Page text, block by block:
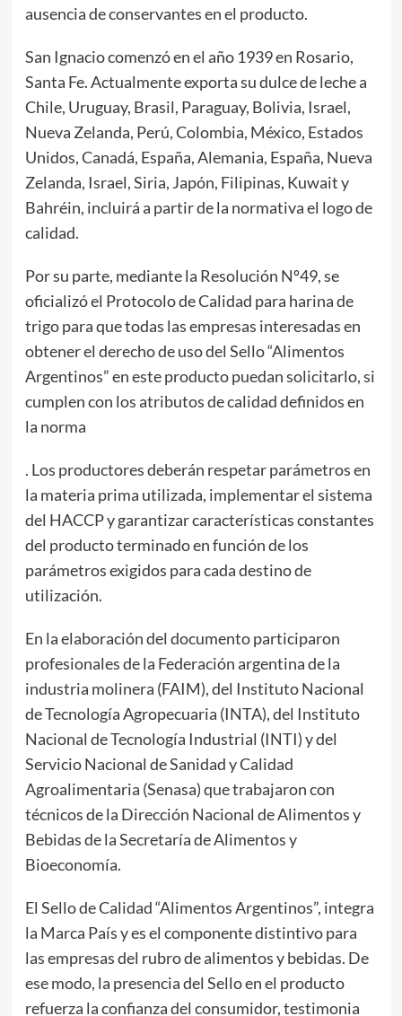
ausencia de conservantes en el producto.
San Ignacio comenzó en el año 1939 en Rosario,
Santa Fe. Actualmente exporta su dulce de leche a
Chile, Uruguay, Brasil, Paraguay, Bolivia, Israel,
Nueva Zelanda, Perú, Colombia, México, Estados
Unidos, Canadá, España, Alemania, España, Nueva
Zelanda, Israel, Siria, Japón, Filipinas, Kuwait y
Bahréin, incluirá a partir de la normativa el logo de
calidad.
Por su parte, mediante la Resolución Nº49, se
oficializó el Protocolo de Calidad para harina de
trigo para que todas las empresas interesadas en
obtener el derecho de uso del Sello “Alimentos
Argentinos” en este producto puedan solicitarlo, si
cumplen con los atributos de calidad definidos en
la norma
. Los productores deberán respetar parámetros en
la materia prima utilizada, implementar el sistema
del HACCP y garantizar características constantes
del producto terminado en función de los
parámetros exigidos para cada destino de
utilización.
En la elaboración del documento participaron
profesionales de la Federación argentina de la
industria molinera (FAIM), del Instituto Nacional
de Tecnología Agropecuaria (INTA), del Instituto
Nacional de Tecnología Industrial (INTI) y del
Servicio Nacional de Sanidad y Calidad
Agroalimentaria (Senasa) que trabajaron con
técnicos de la Dirección Nacional de Alimentos y
Bebidas de la Secretaría de Alimentos y
Bioeconomía.
El Sello de Calidad “Alimentos Argentinos”, integra
la Marca País y es el componente distintivo para
las empresas del rubro de alimentos y bebidas. De
ese modo, la presencia del Sello en el producto
refuerza la confianza del consumidor, testimonia